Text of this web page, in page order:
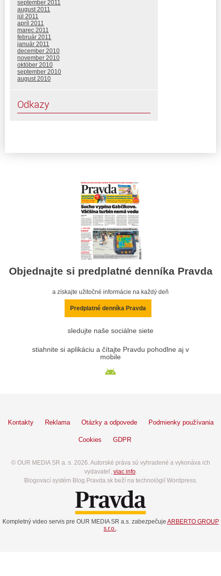
september 2011
august 2011
júl 2011
apríl 2011
marec 2011
február 2011
január 2011
december 2010
november 2010
október 2010
september 2010
august 2010
Odkazy
Objednajte si predplatné denníka Pravda
a získajte užitočné informácie na každý deň
Predplatné denníka Pravda
sledujte naše sociálne siete
stiahnite si aplikáciu a čítajte Pravdu pohodlne aj v
mobile
Kontakty Reklama Otázky a odpovede Podmienky používania
Cookies GDPR
© OUR MEDIA SR a. s. 2026. Autorské práva sú vyhradené a vykonáva ich
vydavateľ, viac info.
Blogovací systém Blog.Pravda.sk beží na technológií Wordpress.
Kompletný video servis pre OUR MEDIA SR a.s. zabezpečuje ARBERTO GROUP
s.r.o.